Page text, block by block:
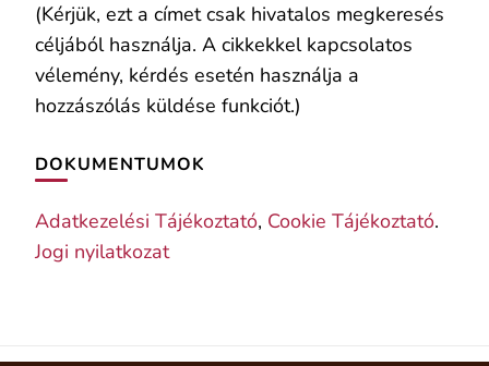
(Kérjük, ezt a címet csak hivatalos megkeresés
céljából használja. A cikkekkel kapcsolatos
vélemény, kérdés esetén használja a
hozzászólás küldése funkciót.)
DOKUMENTUMOK
Adatkezelési Tájékoztató, Cookie Tájékoztató.
Jogi nyilatkozat